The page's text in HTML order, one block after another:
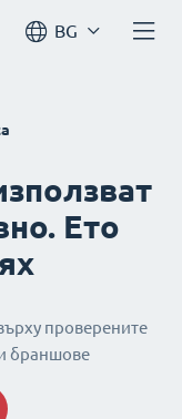
BG
Ето
проверените
браншове